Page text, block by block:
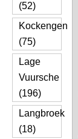
(52)
Kockengen
(75)
Lage
Vuursche
(196)
Langbroek
(18)